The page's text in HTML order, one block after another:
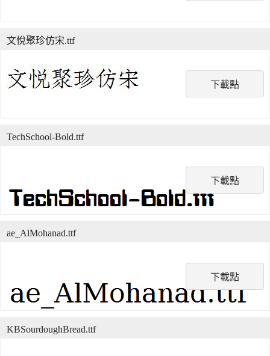
下載點
文悅聚珍仿宋.ttf
下載點
TechSchool-Bold.ttf
下載點
ae_AlMohanad.ttf
KBSourdoughBread.ttf